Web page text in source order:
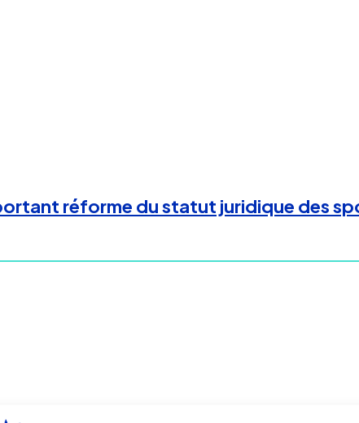
réforme du statut juridique des